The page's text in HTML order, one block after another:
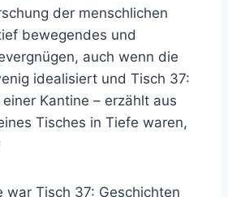
der menschlichen
bewegendes und
auch wenn die
idealisiert und Tisch 37:
Kantine – erzählt aus
Tisches in Tiefe waren,
war Tisch 37: Geschichten